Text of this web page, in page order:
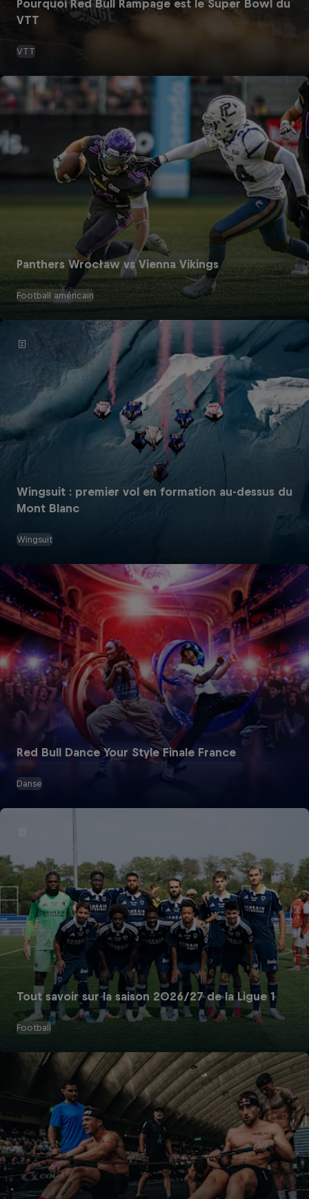
Pourquoi Red Bull Rampage est le Super Bowl du
VTT
VTT
Panthers Wrocław vs Vienna Vikings
Football américain
Wingsuit : premier vol en formation au-dessus du
Mont Blanc
Wingsuit
Red Bull Dance Your Style Finale France
Danse
Tout savoir sur la saison 2026/27 de la Ligue 1
Football